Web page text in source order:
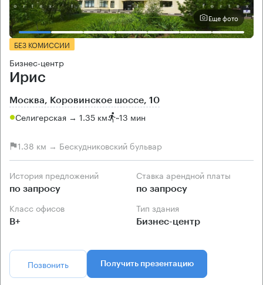
Еще фото
БЕЗ КОМИССИИ
Бизнес-центр
Ирис
Москва, Коровинское шоссе, 10
Селигерская → 1.35 км ~13 мин
1.38 км → Бескудниковский бульвар
История предложений
по запросу
Ставка арендной платы
по запросу
Класс офисов
B+
Тип здания
Бизнес-центр
Позвонить Получить презентацию